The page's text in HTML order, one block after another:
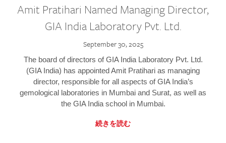
Amit Pratihari Named Managing Director,
GIA India Laboratory Pvt. Ltd.
September 30, 2025
The board of directors of GIA India Laboratory Pvt. Ltd.
(GIA India) has appointed Amit Pratihari as managing
director, responsible for all aspects of GIA India’s
gemological laboratories in Mumbai and Surat, as well as
the GIA India school in Mumbai.
続きを読む